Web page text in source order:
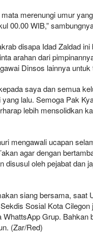
merenungi umur
00.00 WIB,”
disapa Idad Zaldad
arahan dari
Dinsos lainnya
saya dan semua
lalu. Semoga Pak
lebih mensolidkan
mengawali ucapan
agar dengan
disusul oleh pejabat dan
siang bersama, saat
Sosial Kota
Grup.
(Zar/Red)